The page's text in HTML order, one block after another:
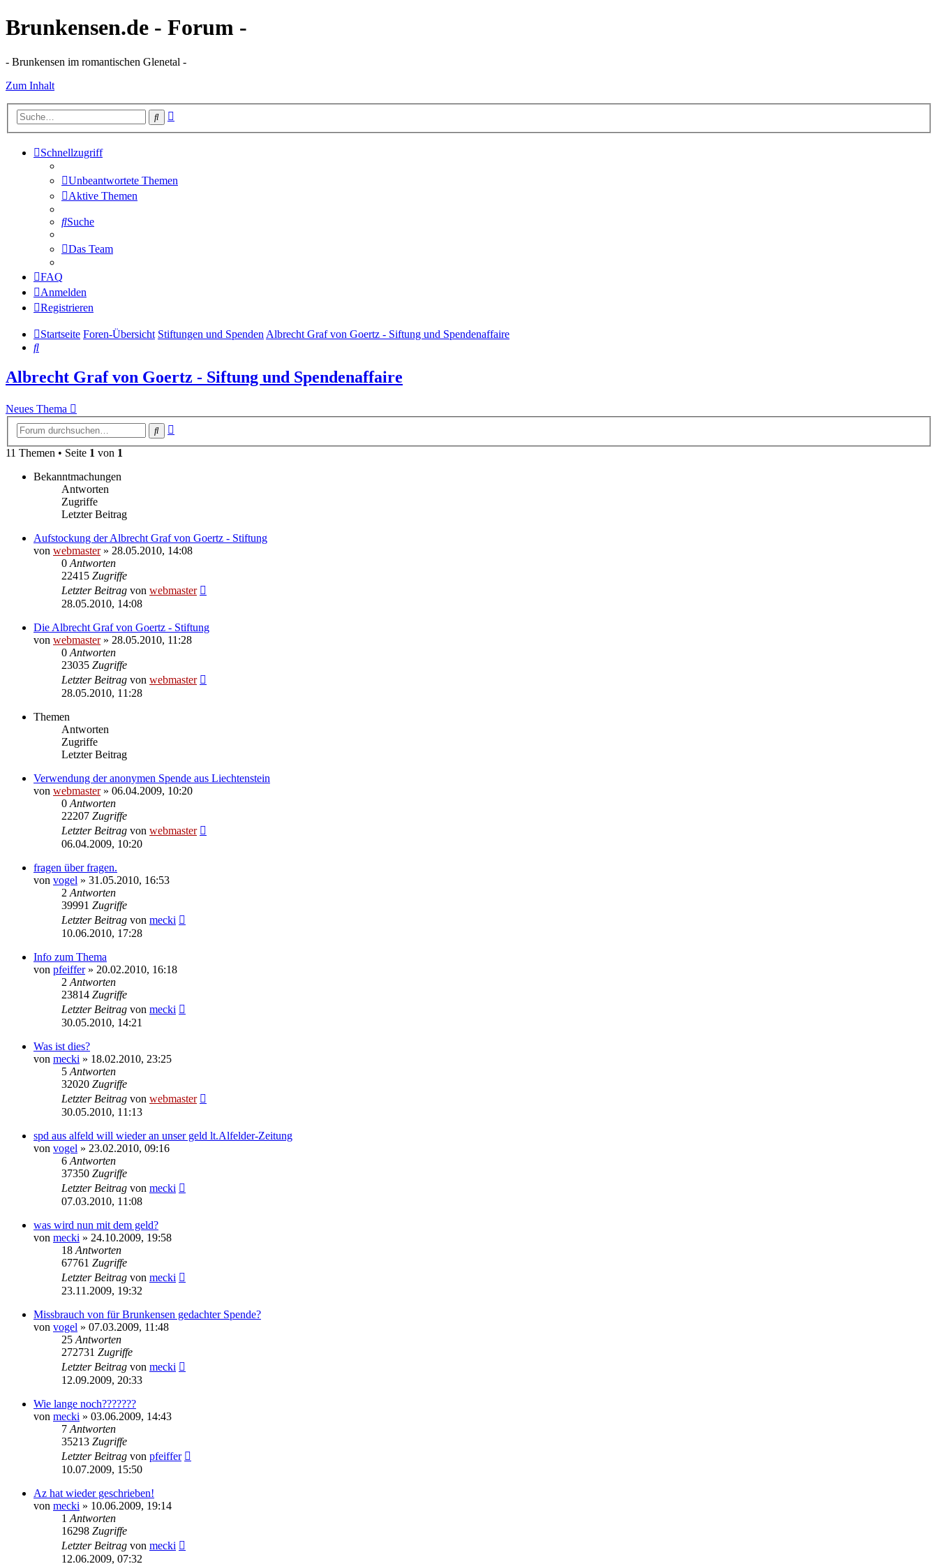
Brunkensen.de - Forum -
- Brunkensen im romantischen Glenetal -
Zum Inhalt
Suche
Schnellzugriff
Unbeantwortete Themen
Aktive Themen
Suche
Das Team
FAQ
Anmelden
Registrieren
Startseite Foren-Übersicht Stiftungen und SpendenAlbrecht Graf von Goertz - Siftung und Spendenaffaire
Suche
Albrecht Graf von Goertz - Siftung und Spendenaffaire
Neues Thema
Suche
11 Themen • Seite 1 von 1
Bekanntmachungen
Antworten
Zugriffe
Letzter Beitrag
Aufstockung der Albrecht Graf von Goertz - Stiftung
von webmaster» 28.05.2010, 14:08
0 Antworten
22415 Zugriffe
Letzter Beitrag von webmaster
28.05.2010, 14:08
Die Albrecht Graf von Goertz - Stiftung
von webmaster» 28.05.2010, 11:28
0 Antworten
23035 Zugriffe
Letzter Beitrag von webmaster
28.05.2010, 11:28
Themen
Antworten
Zugriffe
Letzter Beitrag
Verwendung der anonymen Spende aus Liechtenstein
von webmaster» 06.04.2009, 10:20
0 Antworten
22207 Zugriffe
Letzter Beitrag von webmaster
06.04.2009, 10:20
fragen über fragen.
von vogel » 31.05.2010, 16:53
2 Antworten
39991 Zugriffe
Letzter Beitrag von mecki
10.06.2010, 17:28
Info zum Thema
von pfeiffer» 20.02.2010, 16:18
2 Antworten
23814 Zugriffe
Letzter Beitrag von mecki
30.05.2010, 14:21
Was ist dies?
von mecki » 18.02.2010, 23:25
5 Antworten
32020 Zugriffe
Letzter Beitrag von webmaster
30.05.2010, 11:13
spd aus alfeld will wieder an unser geld lt.Alfelder-Zeitung
von vogel » 23.02.2010, 09:16
6 Antworten
37350 Zugriffe
Letzter Beitrag von mecki
07.03.2010, 11:08
was wird nun mit dem geld?
von mecki » 24.10.2009, 19:58
18 Antworten
67761 Zugriffe
Letzter Beitrag von mecki
23.11.2009, 19:32
Missbrauch von für Brunkensen gedachter Spende?
von vogel » 07.03.2009, 11:48
25 Antworten
272731 Zugriffe
Letzter Beitrag von mecki
12.09.2009, 20:33
Wie lange noch???????
von mecki » 03.06.2009, 14:43
7 Antworten
35213 Zugriffe
Letzter Beitrag von pfeiffer
10.07.2009, 15:50
Az hat wieder geschrieben!
von mecki » 10.06.2009, 19:14
1 Antworten
16298 Zugriffe
Letzter Beitrag von mecki
12.06.2009, 07:32